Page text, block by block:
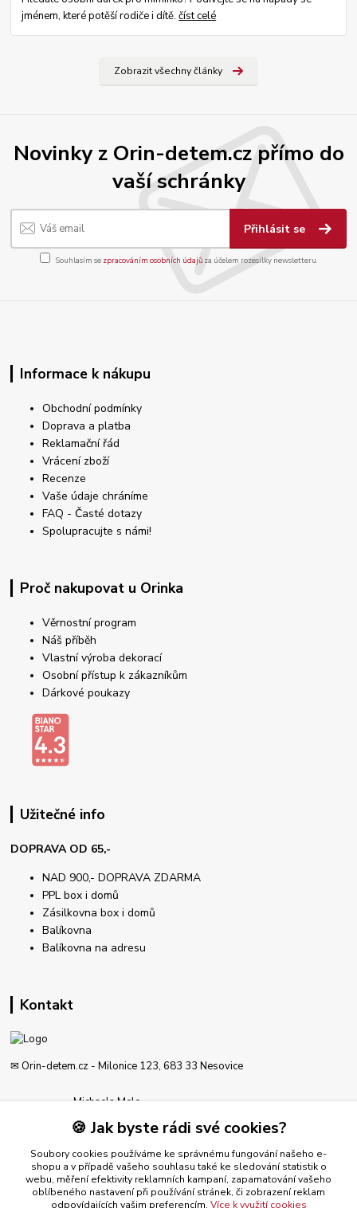
jménem, které potěší rodiče i dítě.číst celé
Zobrazit všechny články
Novinky z Orin-detem.cz přímo do
vaší schránky
Přihlásit se
Souhlasím se zpracováním osobních údajůza účelem rozesílky newsletteru.
Informace k nákupu
Obchodní podmínky
Doprava a platba
Reklamační řád
Vrácení zboží
Recenze
Vaše údaje chráníme
FAQ - Časté dotazy
Spolupracujte s námi!
Proč nakupovat u Orinka
Věrnostní program
Náš příběh
Vlastní výroba dekorací
Osobní přístup k zákazníkům
Dárkové poukazy
Užitečné info
DOPRAVA OD 65,-
NAD 900,- DOPRAVA ZDARMA
PPL box i domů
Zásilkovna box i domů
Balíkovna
Balíkovna na adresu
Kontakt
✉ Orin-detem.cz - Milonice 123, 683 33 Nesovice
Michaela Melo
777 189 612
Po - Pá od 8-19 hod
obchod@orin-detem.cz
🍪 Jak byste rádi své cookies?
Soubory cookies používáme ke správnému fungování našeho e-
shopu a v případě vašeho souhlasu také ke sledování statistik o
webu, měření efektivity reklamních kampaní, zapamatování vašeho
oblíbeného nastavení při používání stránek, či zobrazení reklam
odpovídajících vašim preferencím. Více k využití cookies